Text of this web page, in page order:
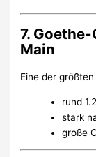
7.
Main
Eine der
rund
stark
große